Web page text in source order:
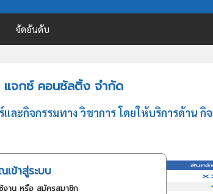
จัดอันดับ
แจกซ์ คอนซัลติ้ง จำกัด
กิจกรรมทาง วิชาการ โดยให้บริการด้าน กิ
ข้าสู่ระบบ
งาน หรือ สมัครสมาชิก